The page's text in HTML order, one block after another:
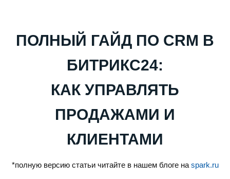
ПОЛНЫЙ ГАЙД ПО CRM В
БИТРИКС24:
КАК УПРАВЛЯТЬ
ПРОДАЖАМИ И
КЛИЕНТАМИ
*полную версию статьи читайте в нашем блоге на spark.ru